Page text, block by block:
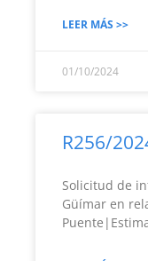
LEER MÁS >>
01/10/2024
R256/
Solicitud de
Güímar en